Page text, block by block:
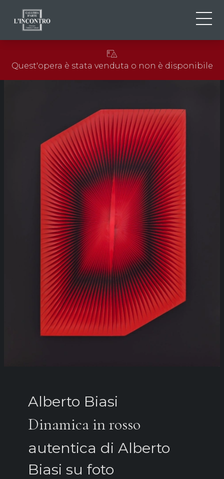
EN
FR
NEWS ED EVENTI
Quest'opera è stata venduta o non è disponibile
Alberto Biasi
Dinamica in rosso
autentica di Alberto
Biasi su foto